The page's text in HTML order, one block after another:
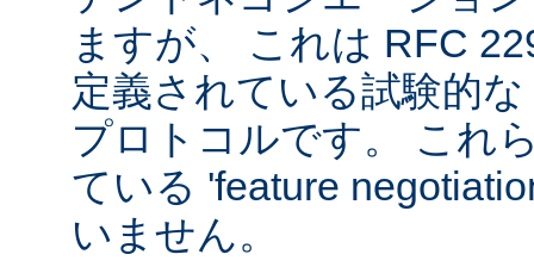
ますが、 これは RFC
定義されている試験的
プロトコルです。 これ
ている 'feature
いません。